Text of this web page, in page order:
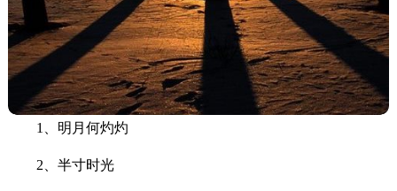
1、明月何灼灼
2、半寸时光